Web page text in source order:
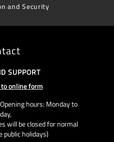
and Security
SUPPORT
to online form
hours: Monday to
will be closed for normal
public holidays)